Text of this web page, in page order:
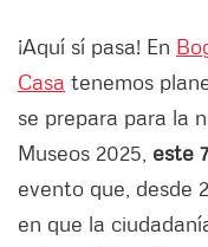
¡Aquí sí pasa! En
Casa tenemos
se prepara para la
Museos 2025, este
evento que, desde
en que la